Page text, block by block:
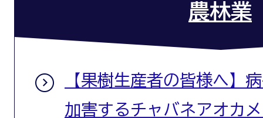
農林業
【果樹生産者の皆様へ】
加害するチャバネアオカ